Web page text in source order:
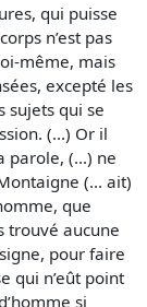
qui puisse
n’est pas
même, mais
excepté les
sujets qui se
(...) Or il
parole, (...) ne
(... ait)
que
trouvé aucune
pour faire
qui n’eût point
si